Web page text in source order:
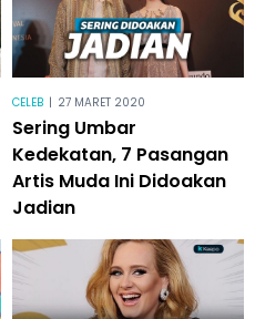
CELEB | 27 MARET 2020
Sering Umbar
Kedekatan, 7 Pasangan
Artis Muda Ini Didoakan
Jadian